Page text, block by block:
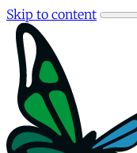
Skip to content